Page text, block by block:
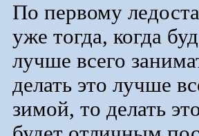
По первому
уже тогда, когда
лучше всего
делать это лучше
зимой, то делать